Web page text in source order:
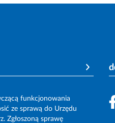
funkcjonowania
ze sprawą do Urzędu
Zgłoszoną sprawę